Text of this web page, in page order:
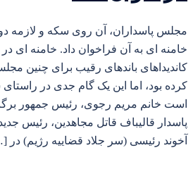
مجلس پاسداران، آن روی سکه و لازمه
خامنه ای به آن فراخوان داد. خامنه ای
کاندیداهای باندهای رقیب برای چنین
کرده بود، اما این یک گام جدی در راستای
است خانم مریم رجوی، رئیس جمهور
پاسدار قالیباف قاتل مجاهدین، رئیس
آخوند رئیسی (سر جلاد قضاییه رژیم) در